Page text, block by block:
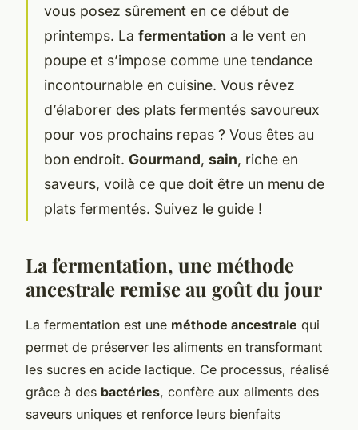
vous posez sûrement en ce début de
printemps. La fermentation a le vent en
poupe et s’impose comme une tendance
incontournable en cuisine. Vous rêvez
d’élaborer des plats fermentés savoureux
pour vos prochains repas ? Vous êtes au
bon endroit. Gourmand, sain, riche en
saveurs, voilà ce que doit être un menu de
plats fermentés. Suivez le guide !
La fermentation, une méthode
ancestrale remise au goût du jour
La fermentation est une méthode ancestrale qui
permet de préserver les aliments en transformant
les sucres en acide lactique. Ce processus, réalisé
grâce à des bactéries, confère aux aliments des
saveurs uniques et renforce leurs bienfaits